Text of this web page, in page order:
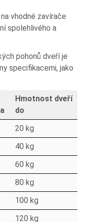
vhodné zavírače
spolehlivého a
pohonů dveří je
specifikacemi, jako
Hmotnost dveří
do
20 kg
40 kg
60 kg
80 kg
100 kg
120 kg